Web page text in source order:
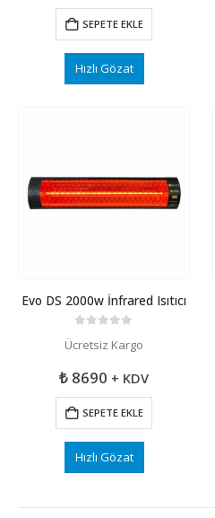
SEPETE EKLE
Hızlı Gözat
Evo DS 2000w İnfrared Isıtıcı
Ücretsiz Kargo
₺ 8690 + KDV
SEPETE EKLE
Hızlı Gözat